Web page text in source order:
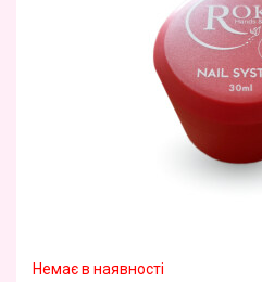
Немає в наявності